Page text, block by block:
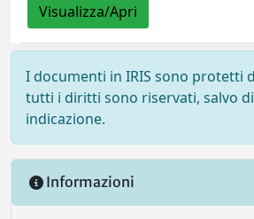
Visualizza/Apri
I documenti in IRIS sono protetti
tutti i diritti sono riservati, salvo
indicazione.
Informazioni